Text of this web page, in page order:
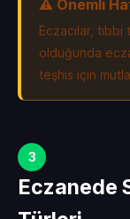
⚠️ Önemli
Eczacılar,
olduğunda
teşhis için
3
Eczanede